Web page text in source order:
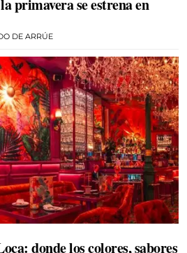
primavera se estrena en
DE ARRÚE
donde los colores, sabores